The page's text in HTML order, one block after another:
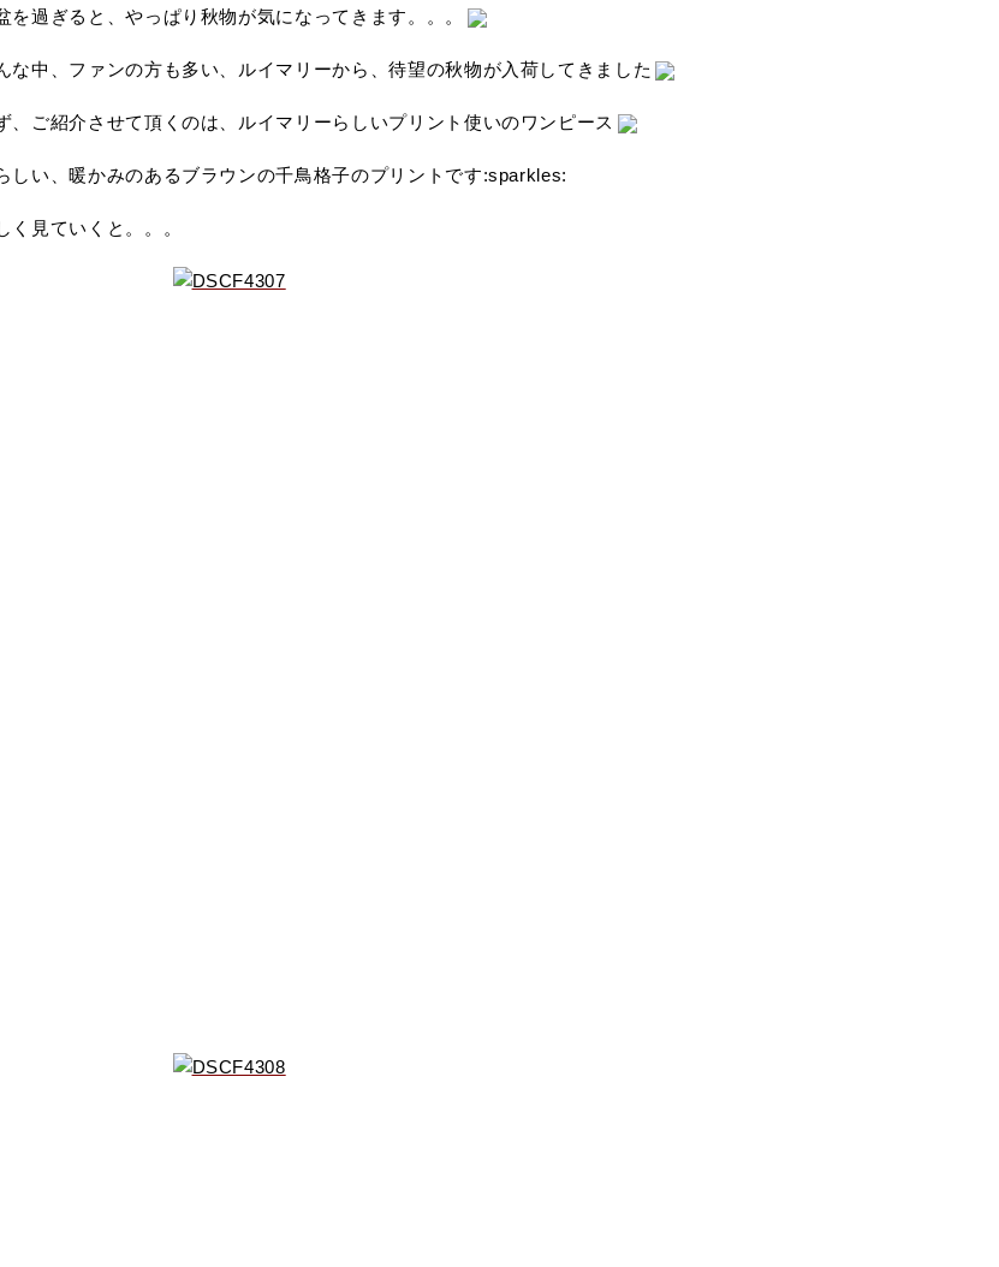
を過ぎると、やっぱり秋物が気になってきます。。。
な中、ファンの方も多い、ルイマリーから、待望の秋物が入荷してきました
、ご紹介させて頂くのは、ルイマリーらしいプリント使いのワンピース
しい、暖かみのあるブラウンの千鳥格子のプリントです:sparkles:
く見ていくと。。。